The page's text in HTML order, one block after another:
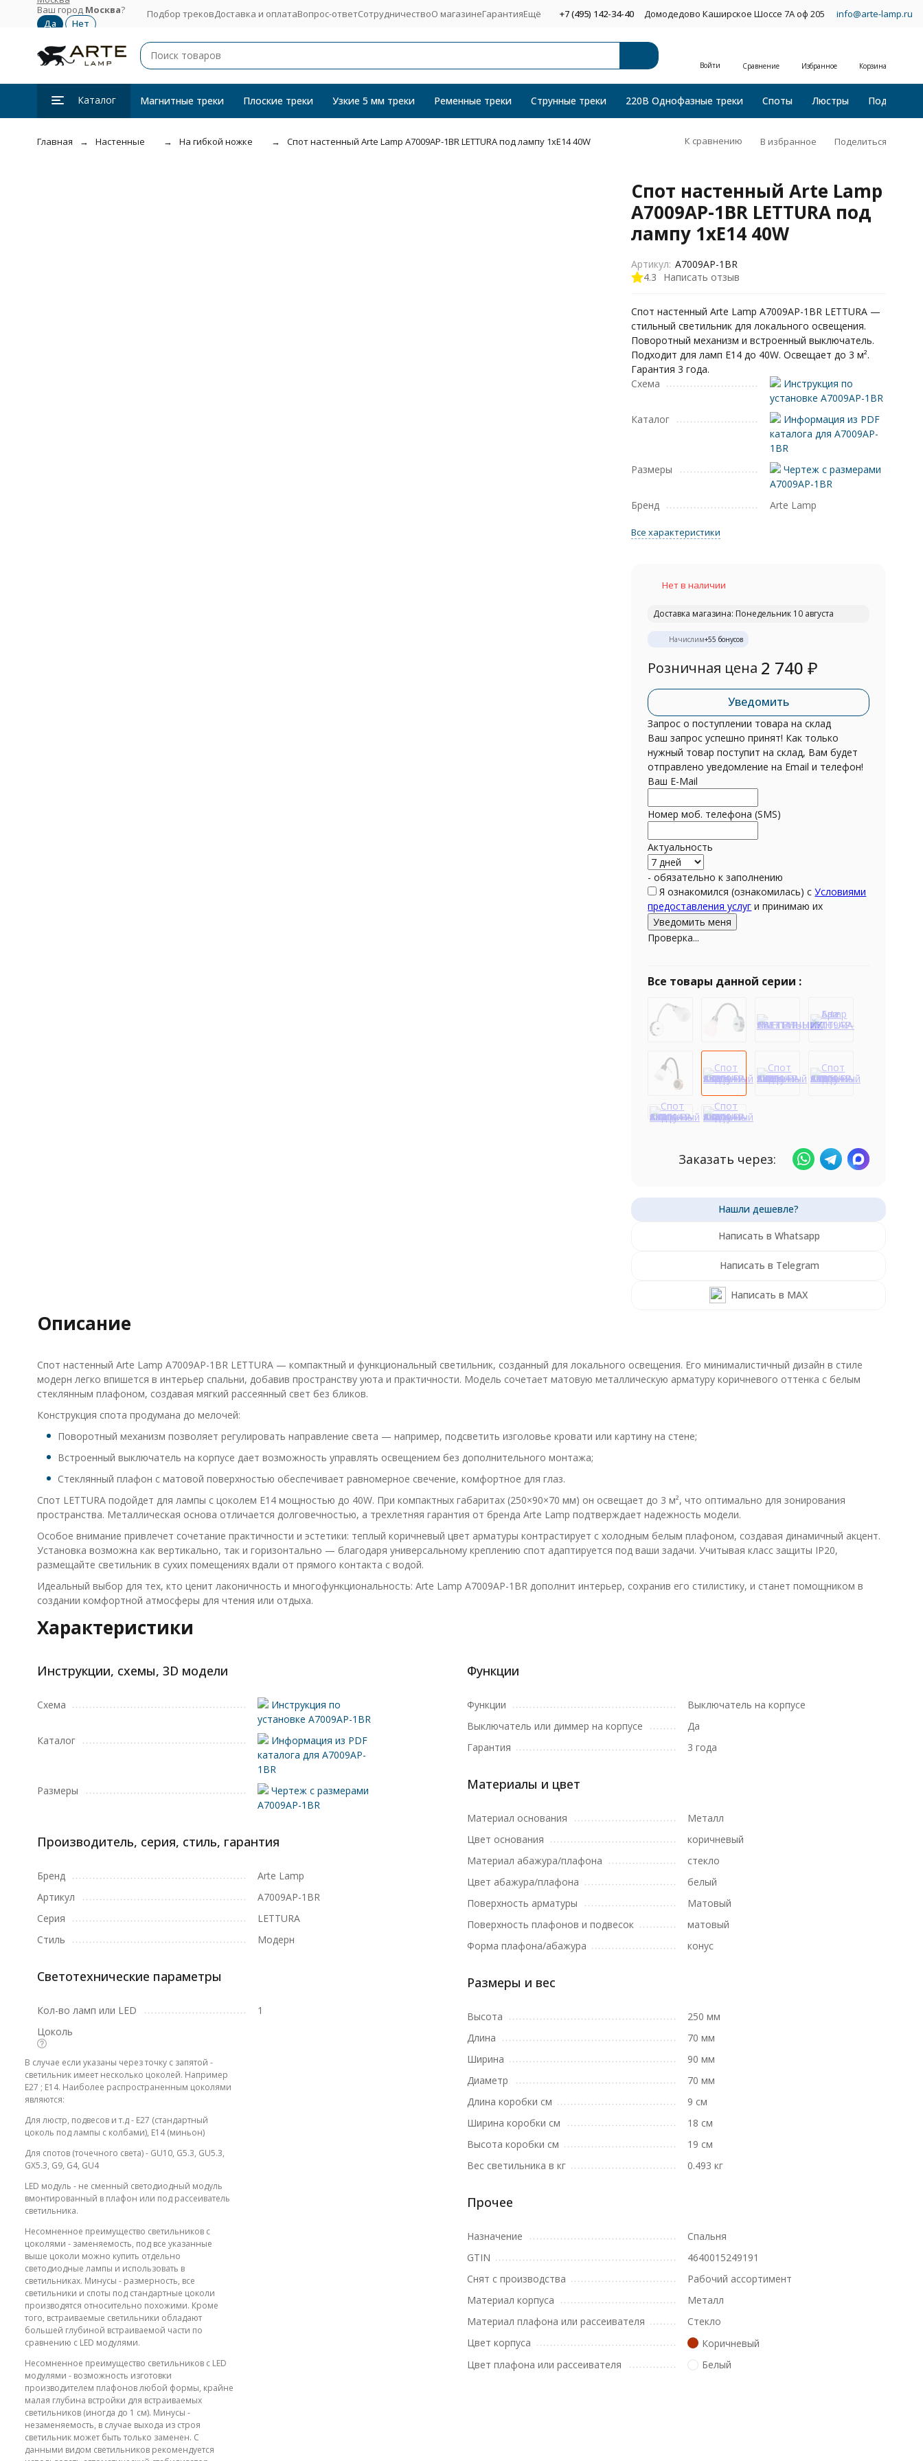
Ваш город Москва? Подбор трековДоставка и оплатаВопрос-ответСотрудничествоО магазинеГарантияЕщё +7 (495) 142-34-40 Домодедово Каширское Шоссе 7А оф 205 info@arte-lamp.ru
Войти Сравнение Избранное Корзина
Каталог Магнитные треки Плоские треки Узкие 5 мм треки Ременные треки Струнные треки 220В Однофазные треки Споты Люстры Подвесные
Главная Настенные На гибкой ножке Спот настенный Arte Lamp A7009AP-1BR LETTURA под лампу 1xE14 40W К сравнению В избранное Поделиться
Спот настенный Arte Lamp
A7009AP-1BR LETTURA под
лампу 1xE14 40W
4.3 Написать отзыв
Артикул: A7009AP-1BR
Спот настенный Arte Lamp A7009AP-1BR LETTURA —
стильный светильник для локального освещения.
Поворотный механизм и встроенный выключатель.
Подходит для ламп E14 до 40W. Освещает до 3 м².
Гарантия 3 года.
Схема
Инструкция по
установке A7009AP-1BR
Каталог
Информация из PDF
каталога для A7009AP-
1BR
Размеры
Чертеж с размерами
A7009AP-1BR
Бренд
Arte Lamp
Все характеристики
Нет в наличии
Доставка магазина: Понедельник 10 августа
Начислим+55 бонусов
Розничная цена 2 740₽
Уведомить
Запрос о поступлении товара на склад
Ваш запрос успешно принят! Как только
нужный товар поступит на склад, Вам будет
отправлено уведомление на Email и телефон!
Ваш E-Mail
Номер моб. телефона (SMS)
Актуальность
- обязательно к заполнению
Я ознакомился (ознакомилась) сУсловиями
предоставления услуг и принимаю их
Проверка...
Все товары данной серии :
Заказать через:
Написать в Whatsapp
Написать в Telegram
Написать в MAX
Описание
Спот настенный Arte Lamp A7009AP-1BR LETTURA — компактный и функциональный светильник, созданный для локального освещения. Его минималистичный дизайн в стиле
модерн легко впишется в интерьер спальни, добавив пространству уюта и практичности. Модель сочетает матовую металлическую арматуру коричневого оттенка с белым
стеклянным плафоном, создавая мягкий рассеянный свет без бликов.
Конструкция спота продумана до мелочей:
Поворотный механизм позволяет регулировать направление света — например, подсветить изголовье кровати или картину на стене;
Встроенный выключатель на корпусе дает возможность управлять освещением без дополнительного монтажа;
Стеклянный плафон с матовой поверхностью обеспечивает равномерное свечение, комфортное для глаз.
Спот LETTURA подойдет для лампы с цоколем E14 мощностью до 40W. При компактных габаритах (250×90×70 мм) он освещает до 3 м², что оптимально для зонирования
пространства. Металлическая основа отличается долговечностью, а трехлетняя гарантия от бренда Arte Lamp подтверждает надежность модели.
Особое внимание привлечет сочетание практичности и эстетики: теплый коричневый цвет арматуры контрастирует с холодным белым плафоном, создавая динамичный акцент.
Установка возможна как вертикально, так и горизонтально — благодаря универсальному креплению спот адаптируется под ваши задачи. Учитывая класс защиты IP20,
размещайте светильник в сухих помещениях вдали от прямого контакта с водой.
Идеальный выбор для тех, кто ценит лаконичность и многофункциональность: Arte Lamp A7009AP-1BR дополнит интерьер, сохранив его стилистику, и станет помощником в
создании комфортной атмосферы для чтения или отдыха.
Характеристики
Инструкции, схемы, 3D модели
Схема
Инструкция по
установке A7009AP-1BR
Каталог
Информация из PDF
каталога для A7009AP-
1BR
Размеры
Чертеж с размерами
A7009AP-1BR
Производитель, серия, стиль, гарантия
Бренд
Arte Lamp
Артикул
A7009AP-1BR
Серия
LETTURA
Стиль
Модерн
Светотехнические параметры
Кол-во ламп или LED
1
Цоколь
В случае если указаны через точку с запятой -
светильник имеет несколько цоколей. Например
E27 ; E14. Наиболее распространенным цоколями
являются:
Для люстр, подвесов и т.д - E27 (стандартный
цоколь под лампы с колбами), E14 (миньон)
Для спотов (точечного света) - GU10, G5.3, GU5.3,
GX5.3, G9, G4, GU4
LED модуль - не сменный светодиодный модуль
вмонтированный в плафон или под рассеиватель
светильника.
Несомненное преимущество светильников с
цоколями - заменяемость, под все указанные
выше цоколи можно купить отдельно
светодиодные лампы и использовать в
светильниках. Минусы - размерность, все
светильники и споты под стандартные цоколи
производятся относительно похожими. Кроме
того, встраиваемые светильники обладают
большей глубиной встраиваемой части по
сравнению с LED модулями.
Несомненное преимущество светильников с LED
модулями - возможность изготовки
производителем плафонов любой формы, крайне
малая глубина встройки для встраиваемых
светильников (иногда до 1 см). Минусы -
незаменяемость, в случае выхода из строя
светильник может быть только заменен. С
данными видом светильников рекомендуется
Функции
Функции
Выключатель на корпусе
Выключатель или диммер на корпусе
Да
Гарантия
3 года
Материалы и цвет
Материал основания
Металл
Цвет основания
коричневый
Материал абажура/плафона
стекло
Цвет абажура/плафона
белый
Поверхность арматуры
Матовый
Поверхность плафонов и подвесок
матовый
Форма плафона/абажура
конус
Размеры и вес
Высота
250 мм
Длина
70 мм
Ширина
90 мм
Диаметр
70 мм
Длина коробки см
9 см
Ширина коробки см
18 см
Высота коробки см
19 см
Вес светильника в кг
0.493 кг
Прочее
Назначение
Спальня
GTIN
4640015249191
Снят с производства
Рабочий ассортимент
Материал корпуса
Металл
Материал плафона или рассеивателя
Стекло
Цвет корпуса
Коричневый
Цвет плафона или рассеивателя
Белый